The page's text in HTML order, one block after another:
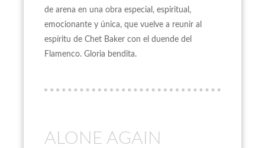
de arena en una obra especial, espiritual,
emocionante y única, que vuelve a reunir al
espíritu de Chet Baker con el duende del
Flamenco. Gloria bendita.
ALONE AGAIN